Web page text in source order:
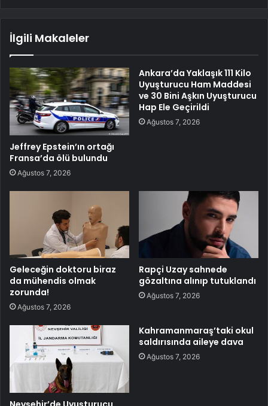
İlgili Makaleler
Jeffrey Epstein’ın ortağı
Fransa’da ölü bulundu
Ağustos 7, 2026
Ankara’da Yaklaşık 111 Kilo
Uyuşturucu Ham Maddesi
ve 30 Bini Aşkın Uyuşturucu
Hap Ele Geçirildi
Ağustos 7, 2026
Geleceğin doktoru biraz
da mühendis olmak
zorunda!
Ağustos 7, 2026
Rapçi Uzay sahnede
gözaltına alınıp tutuklandı
Ağustos 7, 2026
Kahramanmaraş’taki okul
saldırısında aileye dava
Ağustos 7, 2026